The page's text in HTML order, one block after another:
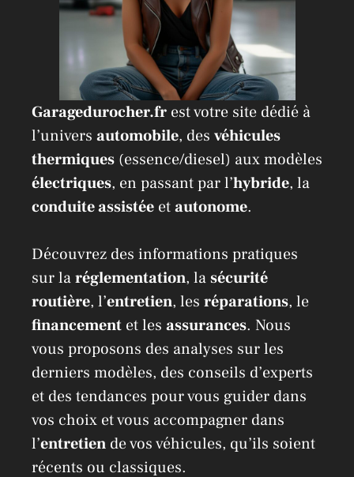
Garagedurocher.fr est votre site dédié à
l’univers automobile, des véhicules
thermiques (essence/diesel) aux modèles
électriques, en passant par l’hybride, la
conduite assistée etautonome.
Découvrez des informations pratiques
sur laréglementation, lasécurité
routière, l’entretien, les réparations, le
financement et les assurances. Nous
vous proposons des analyses sur les
derniers modèles, des conseils d’experts
et des tendances pour vous guider dans
vos choix et vous accompagner dans
l’entretien de vos véhicules, qu’ils soient
récents ou classiques.